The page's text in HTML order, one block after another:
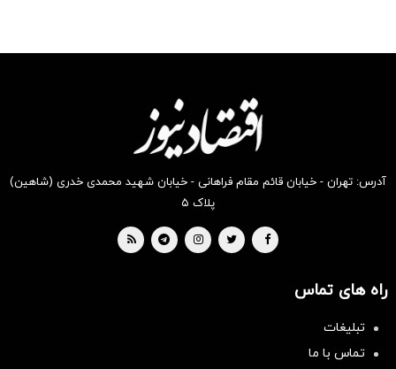
آدرس: تهران - خیابان قائم مقام فراهانی - خیابان شهید محمدی خدری (شاهین)
پلاک ۵
راه های تماس
تبلیغات
تماس با ما